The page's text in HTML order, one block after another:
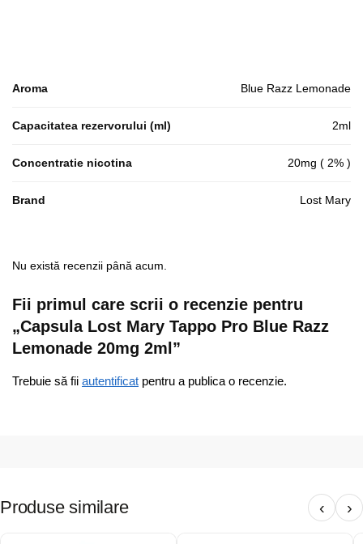
Aroma Blue Razz Lemonade
Capacitatea rezervorului (ml) 2ml
Concentratie nicotina 20mg ( 2% )
Brand Lost Mary
Nu există recenzii până acum.
Fii primul care scrii o recenzie pentru
„Capsula Lost Mary Tappo Pro Blue Razz
Lemonade 20mg 2ml”
Trebuie să fii autentificat pentru a publica o recenzie.
Produse similare ‹ ›